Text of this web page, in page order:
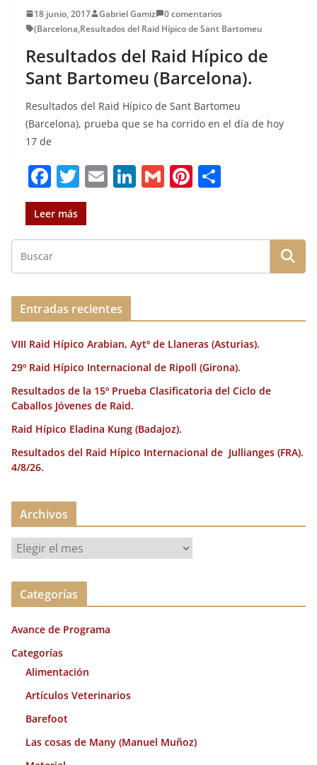
18 junio, 2017 Gabriel Gamiz
0 comentarios
(Barcelona,Resultados del Raid Hípico de Sant Bartomeu
Resultados del Raid Hípico de
Sant Bartomeu (Barcelona).
Resultados del Raid Hípico de Sant Bartomeu
(Barcelona), prueba que se ha corrido en el día de hoy
17 de
F
a
c
e
b
o
o
k
T
w
it
te
r
E
l
Li
e
dI
G
l
Pi
re
st
p
a
ir
Leer más
Entradas recientes
VIII Raid Hípico Arabian, Aytº de Llaneras (Asturias).
29º Raid Hípico Internacional de Ripoll (Girona).
Resultados de la 15º Prueba Clasificatoria del Ciclo de
Caballos Jóvenes de Raid.
Raid Hípico Eladina Kung (Badajoz).
Resultados del Raid Hípico Internacional de Jullianges (FRA).
4/8/26.
Archivos
r
c
v
o
Categorías
Avance de Programa
Categorías
Alimentación
Artículos Veterinarios
Barefoot
Las cosas de Many (Manuel Muñoz)